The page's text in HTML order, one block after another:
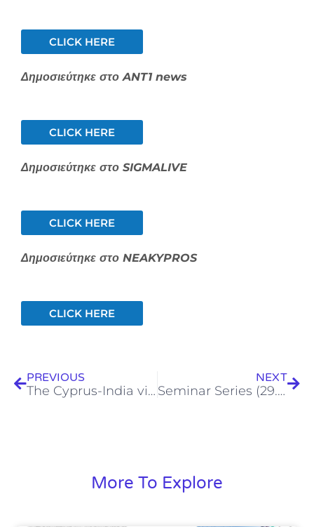
CLICK HERE
Δημοσιεύτηκε στο ANT1 news
CLICK HERE
Δημοσιεύτηκε στο SIGMALIVE
CLICK HERE
Δημοσιεύτηκε στο NEAKYPROS
CLICK HERE
PREVIOUS
The Cyprus-India virtual club meeting – PANI WATER
NEXT
Seminar Series (29.09.21) – Dr. Giovanni Palmisano
More To Explore